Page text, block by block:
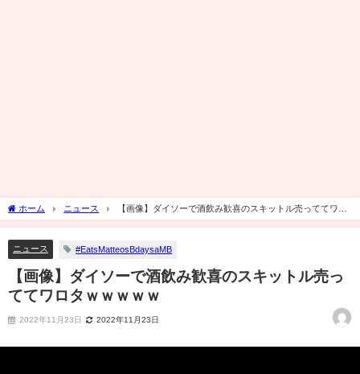
ホーム ニュース
【画像】ダイソーで酒飲み歓喜のスキットル売っててワロ
タｗｗｗｗｗ
ニュース #EatsMatteosBdaysaMB
【画像】ダイソーで酒飲み歓喜のスキットル売っ
ててワロタｗｗｗｗｗ
2022年11月23日 2022年11月23日